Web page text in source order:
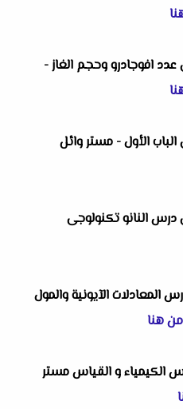
افوجادرو وحجم الغاز -
الأول - مستر وائل
درس النانو تكنولوجى
المعادلات الآيونية والمول
من هنا
الكيمياء و القياس مستر